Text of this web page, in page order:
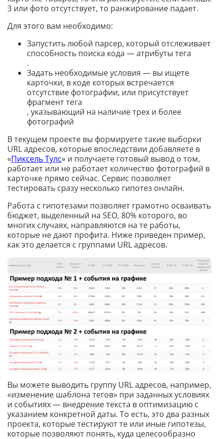
3 или фото отсутствует, то ранжирование падает.
Для этого вам необходимо:
Запустить любой парсер, который отслеживает
способность поиска кода — атрибуты тега
.
Задать необходимые условия — вы ищете
карточки, в коде которых встречается
отсутствие фотографии, или присутствует
фрагмент тега
, указывающий на наличие трех и более
фотографий
В текущем проекте вы формируете такие выборки
URL адресов, которые впоследствии добавляете в
«Пиксель Тулс» и получаете готовый вывод о том,
работает или не работает количество фотографий в
карточке прямо сейчас. Сервис позволяет
тестировать сразу несколько гипотез онлайн.
Работа с гипотезами позволяет грамотно осваивать
бюджет, выделенный на SEO, 80% которого, во
многих случаях, направляются на те работы,
которые не дают профита. Ниже приведен пример,
как это делается с группами URL адресов.
Вы можете выводить группу URL адресов, например,
«изменение шаблона тегов» при заданных условиях
и событиях — внедрение текста в оптимизацию с
указанием конкретной даты. То есть, это два разных
проекта, которые тестируют те или иные гипотезы,
которые позволяют понять, куда целесообразно